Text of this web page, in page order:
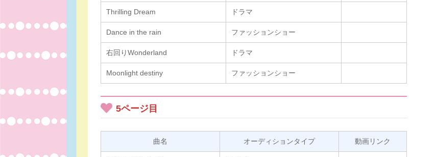
Thrilling Dream ドラマ
Dance in the rain ファッションショー
右回りWonderland ドラマ
Moonlight destiny ファッションショー
5ページ目
曲名 オーディションタイプ 動画リンク